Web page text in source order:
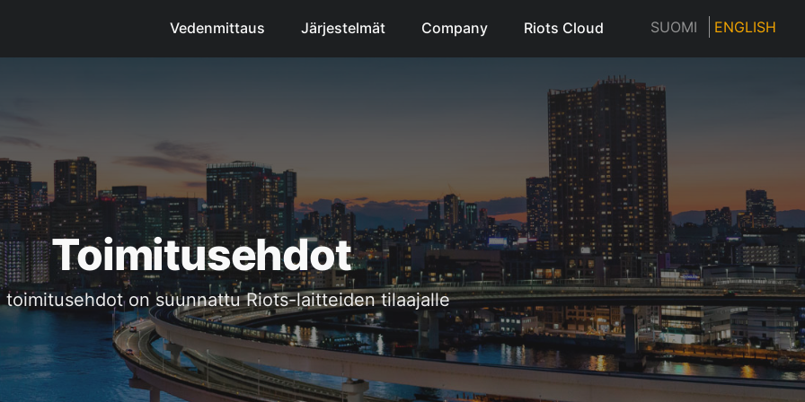
Vedenmittaus Järjestelmät Company Riots Cloud SUOMI ENGLISH
Toimitusehdot
toimitusehdot on suunnattu Riots-laitteiden tilaajalle